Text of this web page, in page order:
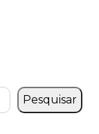
Pesquisar